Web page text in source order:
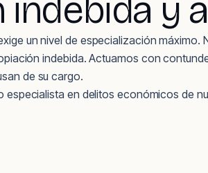
y
un nivel de especialización
indebida. Actuamos con
de su cargo.
especialista en delitos económicos de